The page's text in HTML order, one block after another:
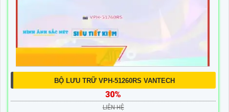
BỘ LƯU TRỮ VPH-51260RS VANTECH
30%
LIÊN HỆ